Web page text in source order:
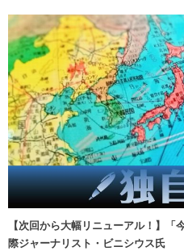
【次回から大幅リニューアル！】
際ジャーナリスト・ビニシウス氏